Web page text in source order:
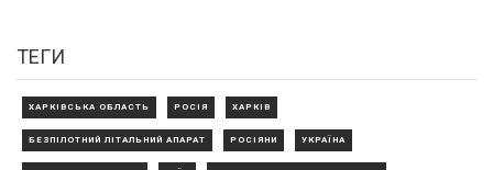
ТЕГИ
ХАРКІВСЬКА ОБЛАСТЬ РОСІЯ ХАРКІВ
БЕЗПІЛОТНИЙ ЛІТАЛЬНИЙ АПАРАТ РОСІЯНИ УКРАЇНА